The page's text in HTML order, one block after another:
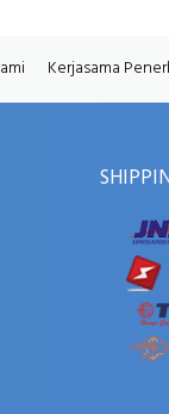
Kerjasama